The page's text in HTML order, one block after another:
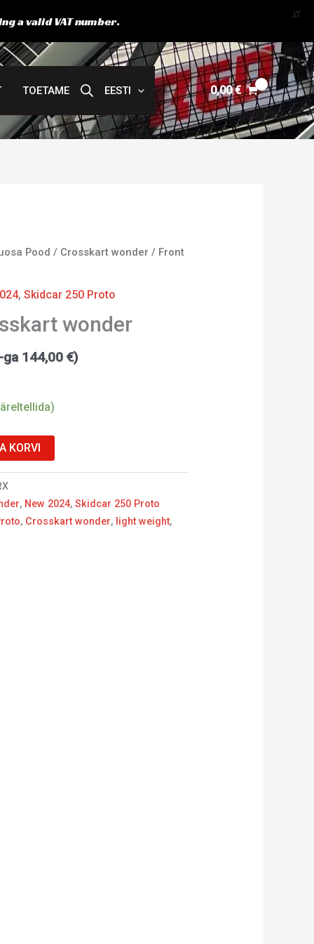
TOETAME EESTI 0,00€
Pood / Crosskart wonder / Front
,Skidcar 250 Proto
wonder
ga 144,00€)
KORVI
, New 2024,Skidcar 250 Proto
, Crosskart wonder, light weight,
a valid VAT number. X